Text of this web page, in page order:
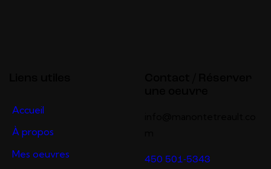
Accueil
À propos
Mes oeuvres
450 501-5343